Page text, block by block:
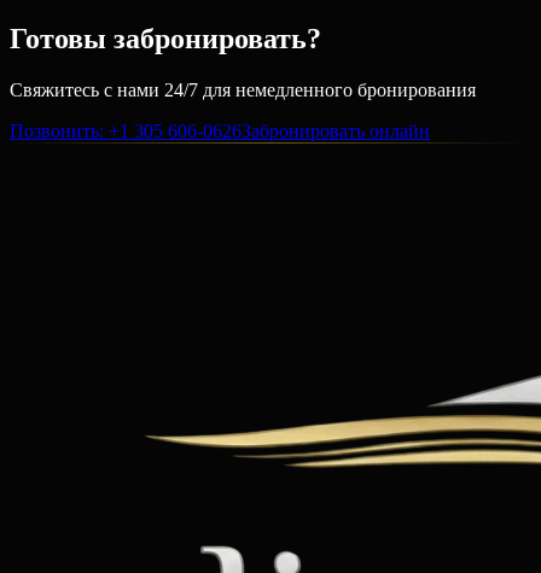
Готовы забронировать?
Свяжитесь с нами 24/7 для немедленного бронирования
Позвонить: +1 305 606-0626Забронировать онлайн